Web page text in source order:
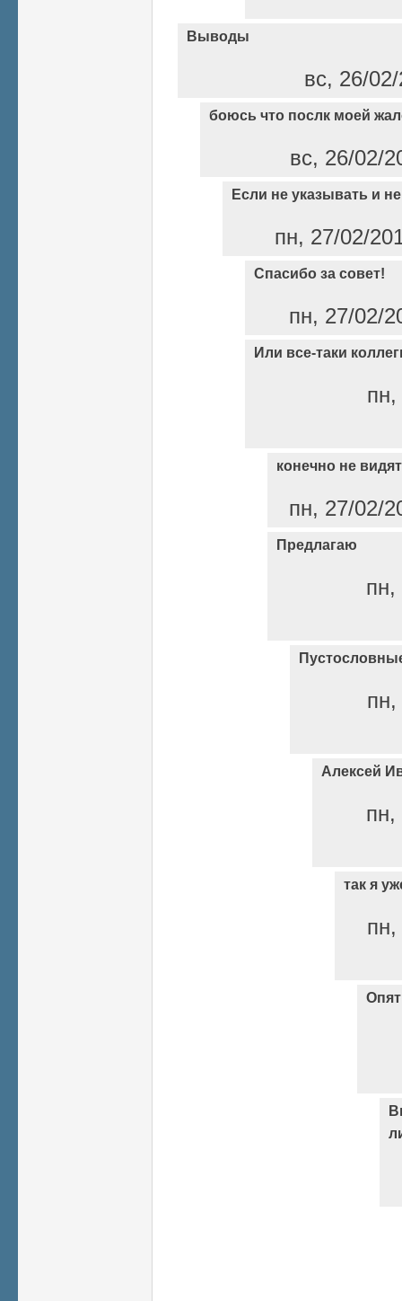
Выводы
вс, 26/
боюсь что послк моей
вс, 26/02/
Если не указывать и не
пн, 27/02/
Спасибо за совет!
пн, 27/02/
Или все-таки
конечно не
пн, 27/02/
Предлагаю
пн,
Алексей
пн,
так я